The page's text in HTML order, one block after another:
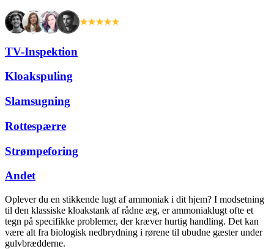
★★★★★
TV-Inspektion
Kloakspuling
Slamsugning
Rottespærre
Strømpeforing
Andet
Oplever du en stikkende lugt af ammoniak i dit hjem? I modsetning
til den klassiske kloakstank af rådne æg, er ammoniaklugt ofte et
tegn på specifikke problemer, der kræver hurtig handling. Det kan
være alt fra biologisk nedbrydning i rørene til ubudne gæster under
gulvbrædderne.